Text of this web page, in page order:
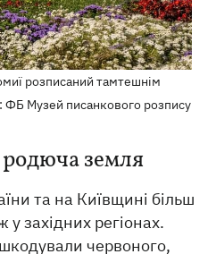
розписаний тамтешнім
Музей писанкового розпису
земля
та на Київщині більш
у західних регіонах.
червоного,